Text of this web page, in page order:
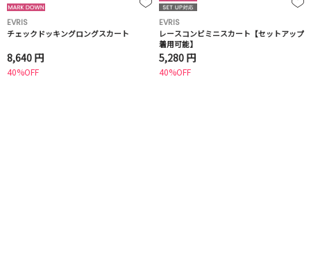
EVRIS
チェックドッキングロングスカート
8,640 円
40%OFF
EVRIS
レースコンビミニスカート【セットアップ
着用可能】
5,280 円
40%OFF